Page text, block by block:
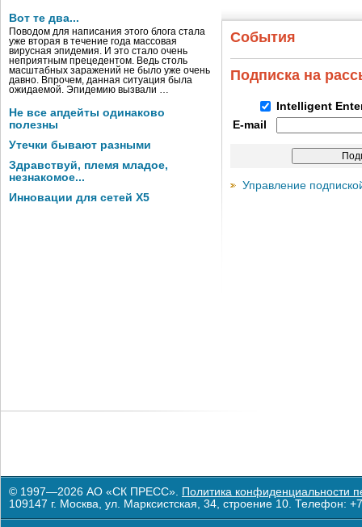
Вот те два...
Поводом для написания этого блога стала
уже вторая в течение года массовая
вирусная эпидемия. И это стало очень
неприятным прецедентом. Ведь столь
масштабных заражений не было уже очень
давно. Впрочем, данная ситуация была
ожидаемой. Эпидемию вызвали …
Не все апдейты одинаково
полезны
Утечки бывают разными
Здравствуй, племя младое,
незнакомое...
Инновации для сетей X5
События
Подписка на
Intelligent
E-mail
Управление
© 1997—2026 АО «СК ПРЕСС». Политика конфиденциальности
109147 г. Москва, ул. Марксистская, 34, строение 10. Телефон: